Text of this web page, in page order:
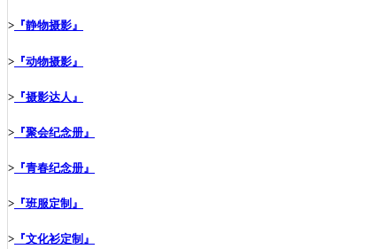
> 『静物摄影』
> 『动物摄影』
> 『摄影达人』
> 『聚会纪念册』
> 『青春纪念册』
> 『班服定制』
> 『文化衫定制』